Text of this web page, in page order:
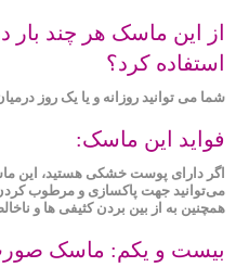
از این ماسک هر چند بار
استفاده کرد؟
شما می توانید روزانه و یا یک روز
فواید این ماسک:
اگر دارای پوست خشکی هستید، این
می‌توانید جهت پاکسازی و مرطوب
همچنین به از بین بردن کثیفی ‌ها و
بیست و یکم: ماسک